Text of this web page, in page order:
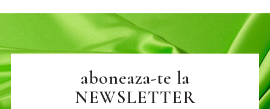
aboneaza-te la
NEWSLETTER